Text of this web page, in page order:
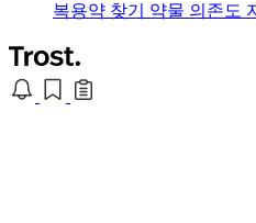
복용약 찾기 약물 의존도